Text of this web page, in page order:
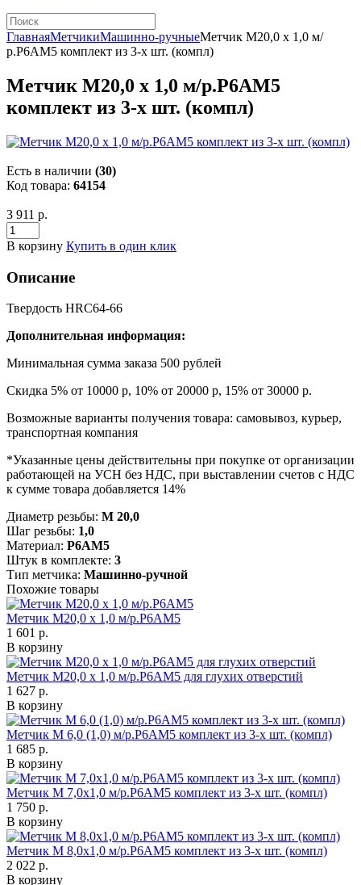
ГлавнаяМетчикиМашинно-ручныеМетчик М20,0 х 1,0 м/
р.Р6АМ5 комплект из 3-х шт. (компл)
Метчик М20,0 х 1,0 м/р.Р6АМ5
комплект из 3-х шт. (компл)
Есть в наличии (30)
Код товара: 64154
3 911 р.
В корзину Купить в один клик
Описание
Твердость HRC64-66
Дополнительная информация:
Минимальная сумма заказа 500 рублей
Скидка 5% от 10000 р, 10% от 20000 р, 15% от 30000 р.
Возможные варианты получения товара: самовывоз, курьер,
транспортная компания
*Указанные цены действительны при покупке от организации
работающей на УСН без НДС, при выставлении счетов с НДС
к сумме товара добавляется 14%
Диаметр резьбы: М 20,0
Шаг резьбы: 1,0
Материал: Р6АМ5
Штук в комплекте: 3
Тип метчика: Машинно-ручной
Похожие товары
Метчик М20,0 х 1,0 м/р.Р6АМ5
1 601 р.
В корзину
Метчик М20,0 х 1,0 м/р.Р6АМ5 для глухих отверстий
1 627 р.
В корзину
Метчик М 6,0 (1,0) м/р.Р6АМ5 комплект из 3-х шт. (компл)
1 685 р.
В корзину
Метчик М 7,0х1,0 м/р.Р6АМ5 комплект из 3-х шт. (компл)
1 750 р.
В корзину
Метчик М 8,0х1,0 м/р.Р6АМ5 комплект из 3-х шт. (компл)
2 022 р.
В корзину